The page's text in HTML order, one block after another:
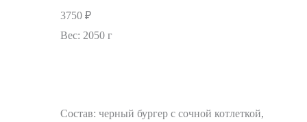
3750 ₽
Вес: 2050 г
Состав: черный бургер с сочной котлеткой,